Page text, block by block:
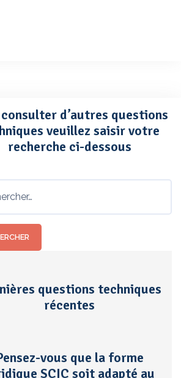
d’autres questions
veuillez saisir votre
recherche ci-dessous
questions techniques
récentes
vous que la forme
SCIC soit adapté au